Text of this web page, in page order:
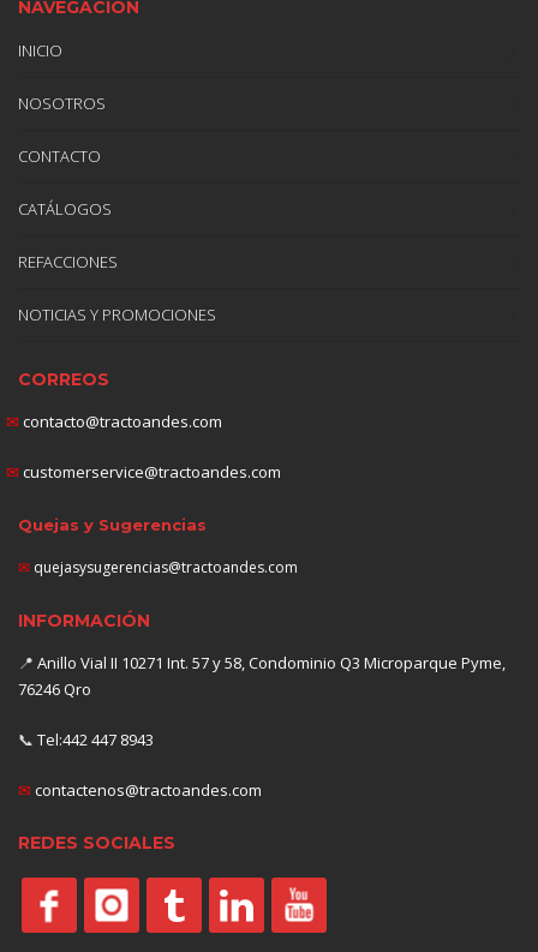
NAVEGACIÓN
INICIO
NOSOTROS
CONTACTO
CATÁLOGOS
REFACCIONES
NOTICIAS Y PROMOCIONES
CORREOS
✉ contacto@tractoandes.com
✉ customerservice@tractoandes.com
Quejas y Sugerencias
✉ quejasysugerencias@tractoandes.com
INFORMACIÓN
📍 Anillo Vial II 10271 Int. 57 y 58, Condominio Q3 Microparque Pyme,
76246 Qro
📞 Tel:442 447 8943
✉ contactenos@tractoandes.com
REDES SOCIALES